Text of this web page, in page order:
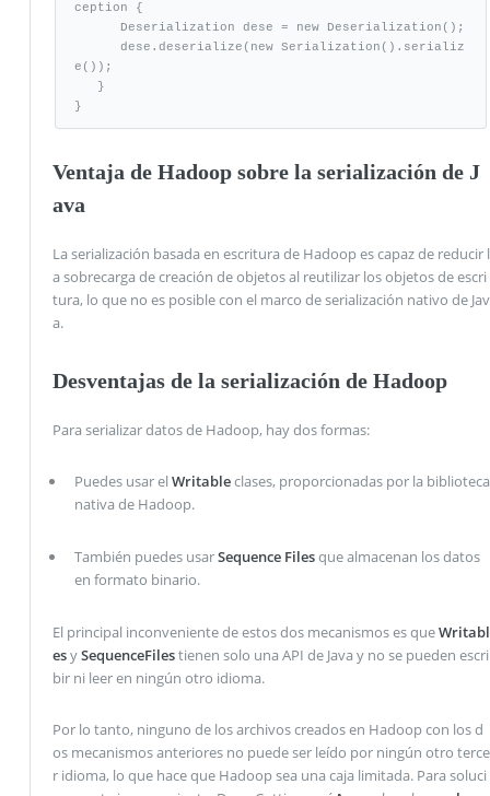
ception {
e());
}
Ventaja de Hadoop sobre la serialización de J
ava
La serialización basada en escritura de Hadoop es capaz de reducir l
a sobrecarga de creación de objetos al reutilizar los objetos de escri
tura, lo que no es posible con el marco de serialización nativo de Jav
a.
Desventajas de la serialización de Hadoop
Para serializar datos de Hadoop, hay dos formas:
Puedes usar el Writableclases, proporcionadas por la biblioteca
nativa de Hadoop.
También puedes usarSequence Filesque almacenan los datos
en formato binario.
El principal inconveniente de estos dos mecanismos es queWritabl
esySequenceFilestienen solo una API de Java y no se pueden escri
bir ni leer en ningún otro idioma.
Por lo tanto, ninguno de los archivos creados en Hadoop con los d
os mecanismos anteriores no puede ser leído por ningún otro terce
r idioma, lo que hace que Hadoop sea una caja limitada. Para soluci